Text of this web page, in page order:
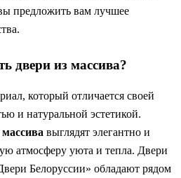
предложить вам лучшее
двери из массива?
который отличается своей
и натуральной эстетикой.
выглядят элегантно и
атмосферу уюта и тепла. Двери
Белоруссии» обладают рядом